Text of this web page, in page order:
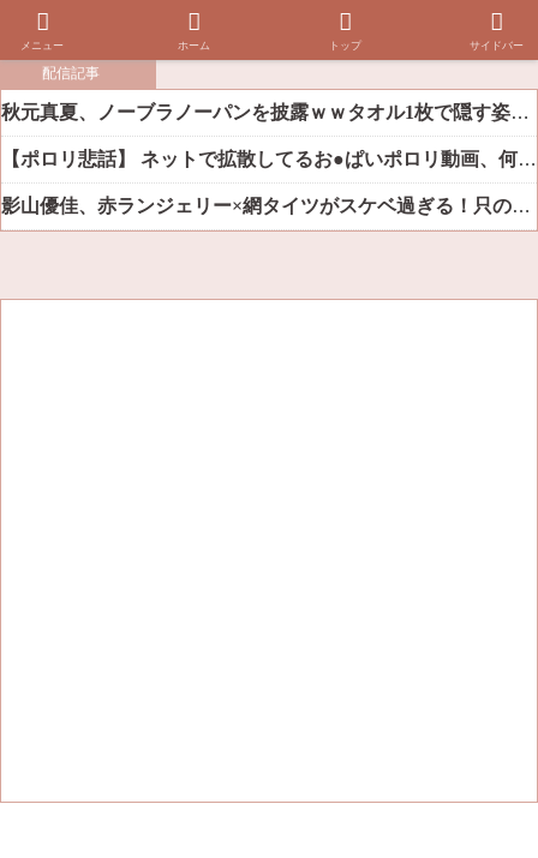
配信記事
秋元真夏、ノーブラノーパンを披露ｗｗタオル1枚で隠す姿がほぼA●女優・・
【ポロリ悲話】 ネットで拡散してるお●ぱいポロリ動画、何故か叩かれる・・・
影山優佳、赤ランジェリー×網タイツがスケベ過ぎる！只の痴女だろ・・・
メニュー ホーム トップ サイドバー